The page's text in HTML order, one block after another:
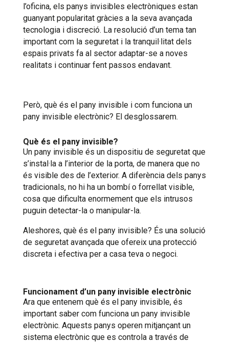
l’oficina, els panys invisibles electròniques estan
guanyant popularitat gràcies a la seva avançada
tecnologia i discreció. La resolució d’un tema tan
important com la seguretat i la tranquil·litat dels
espais privats fa al sector adaptar-se a noves
realitats i continuar fent passos endavant.
Però, què és el pany invisible i com funciona un
pany invisible electrònic? El desglossarem.
Què és el pany invisible?
Un pany invisible és un dispositiu de seguretat que
s’instal·la a l’interior de la porta, de manera que no
és visible des de l’exterior. A diferència dels panys
tradicionals, no hi ha un bombí o forrellat visible,
cosa que dificulta enormement que els intrusos
puguin detectar-la o manipular-la.
Aleshores, què és el pany invisible? És una solució
de seguretat avançada que ofereix una protecció
discreta i efectiva per a casa teva o negoci.
Funcionament d’un pany invisible electrònic
Ara que entenem què és el pany invisible, és
important saber com funciona un pany invisible
electrònic. Aquests panys operen mitjançant un
sistema electrònic que es controla a través de